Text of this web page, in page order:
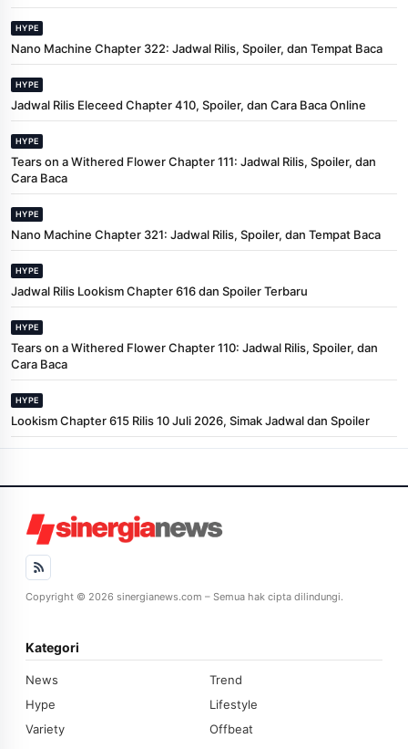
HYPE
Nano Machine Chapter 322: Jadwal Rilis, Spoiler, dan Tempat Baca
HYPE
Jadwal Rilis Eleceed Chapter 410, Spoiler, dan Cara Baca Online
HYPE
Tears on a Withered Flower Chapter 111: Jadwal Rilis, Spoiler, dan
Cara Baca
HYPE
Nano Machine Chapter 321: Jadwal Rilis, Spoiler, dan Tempat Baca
HYPE
Jadwal Rilis Lookism Chapter 616 dan Spoiler Terbaru
HYPE
Tears on a Withered Flower Chapter 110: Jadwal Rilis, Spoiler, dan
Cara Baca
HYPE
Lookism Chapter 615 Rilis 10 Juli 2026, Simak Jadwal dan Spoiler
Copyright © 2026 sinergianews.com – Semua hak cipta dilindungi.
Kategori
News
Trend
Hype
Lifestyle
Variety
Offbeat